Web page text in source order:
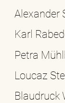
Alexander
Karl
Petra
Loucaz
Blaudruck